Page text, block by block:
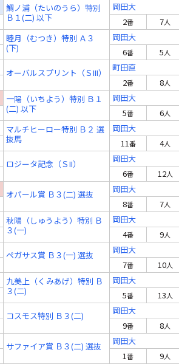
鯛ノ浦（たいのうら）特別
Ｂ１(二) 以下
岡田大
2番 7人
睦月（むつき）特別 Ａ３
(下)
岡田大
6番 5人
オーバルスプリント（ＳIII）
町田直
2番 8人
一陽（いちよう）特別 Ｂ１
(二) 以下
岡田大
5番 6人
マルチヒーロー特別 Ｂ２ 選
抜馬
岡田大
11番 4人
ロジータ記念（ＳII）
岡田大
6番 12人
オパール賞 Ｂ３(二) 選抜
岡田大
8番 7人
秋陽（しゅうよう）特別 Ｂ
３(一)
岡田大
4番 9人
ペガサス賞 Ｂ３(一) 選抜
岡田大
7番 10人
九美上（くみあげ）特別 Ｂ
３(二)
岡田大
5番 13人
コスモス特別 Ｂ３(二)
岡田大
9番 8人
サファイア賞 Ｂ３(二) 選抜
岡田大
1番 9人